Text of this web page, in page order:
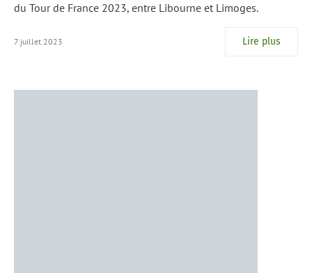
du Tour de France 2023, entre Libourne et Limoges.
7 juillet 2023 Lire plus